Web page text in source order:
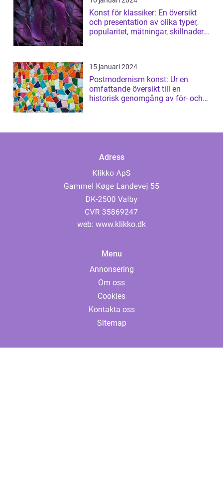
Konst för klassiker: En översikt
och presentation av olika typer,
popularitet, mätningar, skillnader...
15 januari 2024
Postmodernism konst: Ur en
omfattande översikt till en
historisk genomgång av för- och
Adress
web: www.klikko.dk
Menu
Annonsering
Om oss
Cookies
Kontakta oss
Sitemap